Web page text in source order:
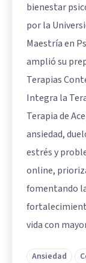
bienestar
por la
Maestría en
amplió su
Terapias
Integra la
Terapia de
ansiedad,
estrés y
online,
fomentando
vida con
Ansiedad